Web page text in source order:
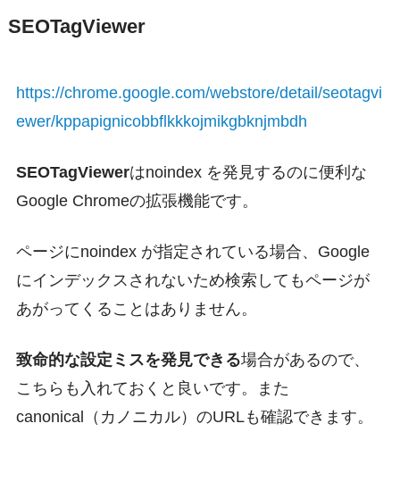
SEOTagViewer
https://chrome.google.com/webstore/detail/seotagvi
ewer/kppapignicobbflkkkojmikgbknjmbdh
SEOTagViewerはnoindex を発見するのに便利な
Google Chromeの拡張機能です。
ページにnoindex が指定されている場合、Google
にインデックスされないため検索してもページが
あがってくることはありません。
致命的な設定ミスを発見できる場合があるので、
こちらも入れておくと良いです。また
canonical（カノニカル）のURLも確認できます。